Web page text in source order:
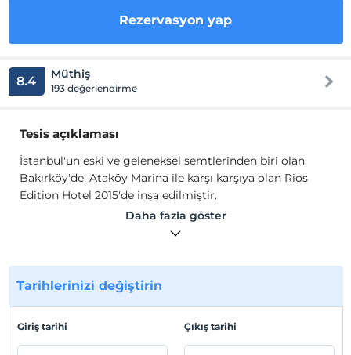
Rezervasyon yap
8.4 Müthiş
193 değerlendirme
Tesis açıklaması
İstanbul'un eski ve geleneksel semtlerinden biri olan
Bakırköy'de, Ataköy Marina ile karşı karşıya olan Rios
Edition Hotel 2015'de inşa edilmiştir.
Rios Edition Hotel, Sephet Cafe isimli A'la Carte bir
restorandı bulunmaktadır. Deniz manzaralı ve şehir
Odalarımızda, klima, TV, emanet kasası, elektrikli su
ısıtıcısı ile çay-kahve set-up'ı, banyo, duş ve terlik
Daha fazla göster
Tarihlerinizi değiştirin
Giriş tarihi Çıkış tarihi